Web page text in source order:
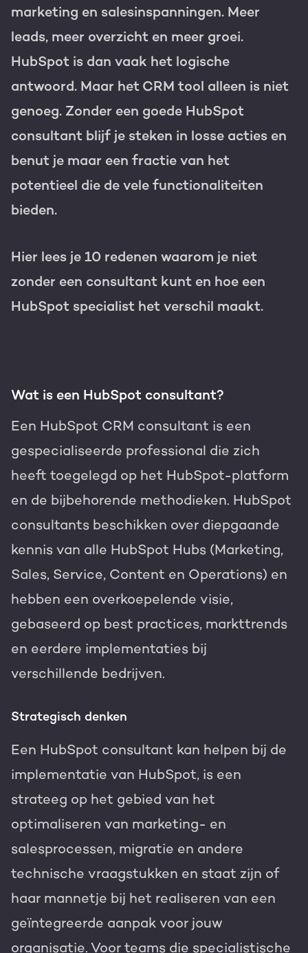
AI services
WEBSITE SERVICES
HubSpot websites
Membership portals
PORTAL REVIEW
Haal alles uit je HubSpot licentie
Gratis portal scan
Nederlands Zoek
marketing en salesinspanningen. Meer
leads, meer overzicht en meer groei.
HubSpot is dan vaak het logische
antwoord. Maar het CRM tool alleen is niet
genoeg. Zonder een goede HubSpot
consultant blijf je steken in losse acties en
benut je maar een fractie van het
potentieel die de vele functionaliteiten
bieden.
Hier lees je 10 redenen waarom je niet
zonder een consultant kunt en hoe een
HubSpot specialist het verschil maakt.
Wat is een HubSpot consultant?
Een HubSpot CRM consultant is een
gespecialiseerde professional die zich
heeft toegelegd op het HubSpot-platform
en de bijbehorende methodieken. HubSpot
consultants beschikken over diepgaande
kennis van alle HubSpot Hubs (Marketing,
Sales, Service, Content en Operations) en
hebben een overkoepelende visie,
gebaseerd op best practices, markttrends
en eerdere implementaties bij
verschillende bedrijven.
Strategisch denken
Een HubSpot consultant kan helpen bij de
implementatie van HubSpot, is een
strateeg op het gebied van het
optimaliseren van marketing- en
salesprocessen, migratie en andere
technische vraagstukken en staat zijn of
haar mannetje bij het realiseren van een
geïntegreerde aanpak voor jouw
organisatie. Voor teams die specialistische